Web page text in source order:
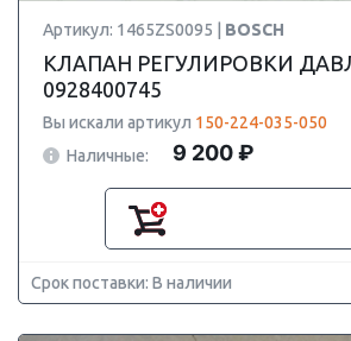
Артикул: 1465ZS0095 | BOSCH
КЛАПАН РЕГУЛИРОВКИ
0928400745
Вы искали артикул 150-224-035-050
Наличные:
9 200 ₽
Срок поставки: В наличии